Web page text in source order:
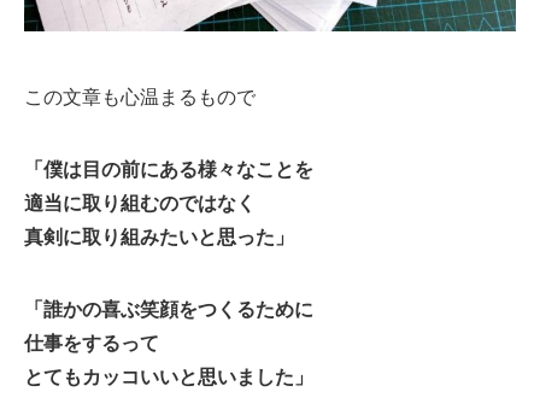
この文章も心温まるもので
「僕は目の前にある様々なことを
適当に取り組むのではなく
真剣に取り組みたいと思った」
「誰かの喜ぶ笑顔をつくるために
仕事をするって
とてもカッコいいと思いました」